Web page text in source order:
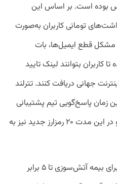
بوده است. بر اساس این
تومانی کاربران به‌صورت
مشکل قطع ایمیل‌ها، بات
کاربران بتوانند لینک تایید
جهانی دریافت کنند. تترلند
زمان پاسخ‌گویی تیم پشتیبانی
به کمتر از ۴۰ ثانیه رسیده و در این مدت ۲۰ رمزارز جدید نیز به
کاربران ازکی در زمان جنگ برای بیمه آتش‌سوزی تا ۵ برابر